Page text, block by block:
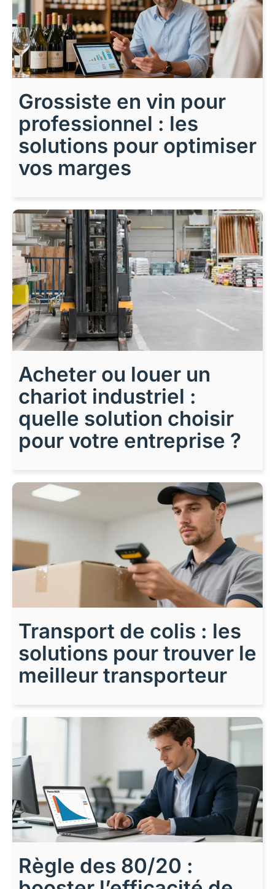
Grossiste en vin pour
professionnel : les
solutions pour optimiser
vos marges
Acheter ou louer un
chariot industriel :
quelle solution choisir
pour votre entreprise ?
Transport de colis : les
solutions pour trouver le
meilleur transporteur
Règle des 80/20 :